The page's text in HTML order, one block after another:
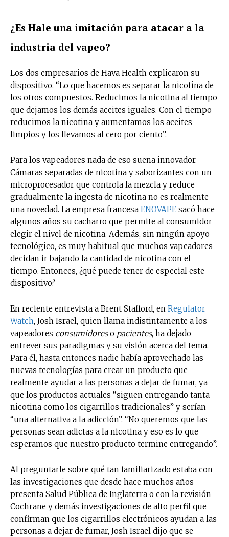
¿Es Hale una imitación para atacar a la
industria del vapeo?
Los dos empresarios de Hava Health explicaron su
dispositivo. “Lo que hacemos es separar la nicotina de
los otros compuestos. Reducimos la nicotina al tiempo
que dejamos los demás aceites iguales. Con el tiempo
reducimos la nicotina y aumentamos los aceites
limpios y los llevamos al cero por ciento”.
Para los vapeadores nada de eso suena innovador.
Cámaras separadas de nicotina y saborizantes con un
microprocesador que controla la mezcla y reduce
gradualmente la ingesta de nicotina no es realmente
una novedad. La empresa francesa ENOVAPE sacó hace
algunos años su cacharro que permite al consumidor
elegir el nivel de nicotina. Además, sin ningún apoyo
tecnológico, es muy habitual que muchos vapeadores
decidan ir bajando la cantidad de nicotina con el
tiempo. Entonces, ¿qué puede tener de especial este
dispositivo?
En reciente entrevista a Brent Stafford, en Regulator
Watch, Josh Israel, quien llama indistintamente a los
vapeadores consumidoreso pacientes, ha dejado
entrever sus paradigmas y su visión acerca del tema.
Para él, hasta entonces nadie había aprovechado las
nuevas tecnologías para crear un producto que
realmente ayudar a las personas a dejar de fumar, ya
que los productos actuales “siguen entregando tanta
nicotina como los cigarrillos tradicionales” y serían
“una alternativa a la adicción”. “No queremos que las
personas sean adictas a la nicotina y eso es lo que
esperamos que nuestro producto termine entregando”.
Al preguntarle sobre qué tan familiarizado estaba con
las investigaciones que desde hace muchos años
presenta Salud Pública de Inglaterra o con la revisión
Cochrane y demás investigaciones de alto perfil que
confirman que los cigarrillos electrónicos ayudan a las
personas a dejar de fumar, Josh Israel dijo que se